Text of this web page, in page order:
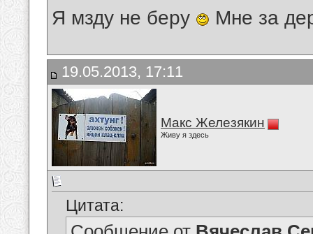
Я мзду не беру Мне за
19.05.2013, 17:11
Макс Железякин
Живу я здесь
Цитата: